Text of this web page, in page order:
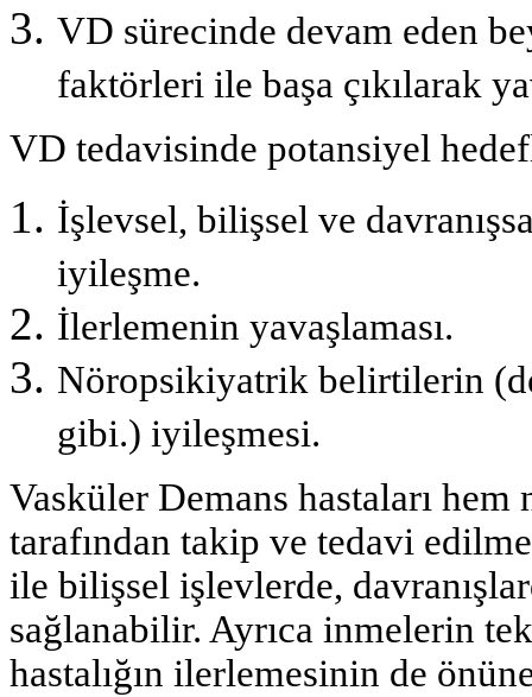
VD sürecinde de­vam eden
faktörleri ile ba­şa çıkılarak
VD tedavisinde potansiyel
İşlevsel, bilişsel ve
iyileşme.
İlerlemenin yavaşlaması.
Nöropsikiyatrik belirtilerin
gibi.) iyileşmesi.
Vasküler Demans hastaları
tarafından takip ve tedavi
ile bilişsel işlevlerde,
sağlanabilir. Ayrıca inmelerin
hastalığın ilerlemesinin de